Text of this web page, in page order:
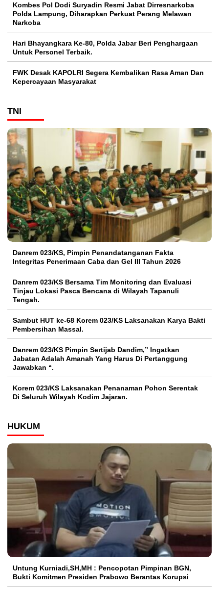
Kombes Pol Dodi Suryadin Resmi Jabat Dirresnarkoba
Polda Lampung, Diharapkan Perkuat Perang Melawan
Narkoba
Hari Bhayangkara Ke-80, Polda Jabar Beri Penghargaan
Untuk Personel Terbaik.
FWK Desak KAPOLRI Segera Kembalikan Rasa Aman Dan
Kepercayaan Masyarakat
TNI
Danrem 023/KS, Pimpin Penandatanganan Fakta
Integritas Penerimaan Caba dan Gel III Tahun 2026
Danrem 023/KS Bersama Tim Monitoring dan Evaluasi
Tinjau Lokasi Pasca Bencana di Wilayah Tapanuli
Tengah.
Sambut HUT ke-68 Korem 023/KS Laksanakan Karya Bakti
Pembersihan Massal.
Danrem 023/KS Pimpin Sertijab Dandim,” Ingatkan
Jabatan Adalah Amanah Yang Harus Di Pertanggung
Jawabkan “.
Korem 023/KS Laksanakan Penanaman Pohon Serentak
Di Seluruh Wilayah Kodim Jajaran.
HUKUM
Untung Kurniadi,SH,MH : Pencopotan Pimpinan BGN,
Bukti Komitmen Presiden Prabowo Berantas Korupsi